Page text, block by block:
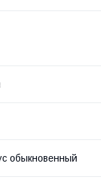
обыкновенный